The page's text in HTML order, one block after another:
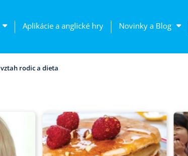
Aplikácie a anglické hry Novinky a Blog
vztah rodic a dieta